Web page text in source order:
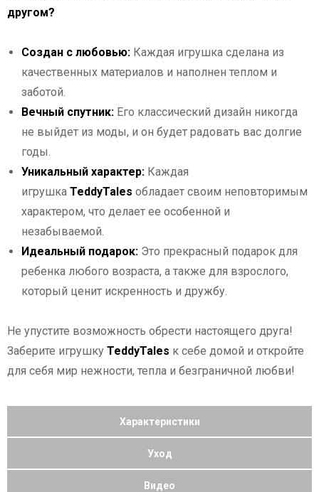
другом?
Создан с любовью: Каждая игрушка сделана из
качественных материалов и наполнен теплом и
заботой.
Вечный спутник: Его классический дизайн никогда
не выйдет из моды, и он будет радовать вас долгие
годы.
Уникальный характер: Каждая
игрушка TeddyTales обладает своим неповторимым
характером, что делает ее особенной и
незабываемой.
Идеальный подарок: Это прекрасный подарок для
ребенка любого возраста, а также для взрослого,
который ценит искренность и дружбу.
Не упустите возможность обрести настоящего друга!
Заберите игрушку TeddyTales к себе домой и откройте
для себя мир нежности, тепла и безграничной любви!
Характеристики
Уход
Видео